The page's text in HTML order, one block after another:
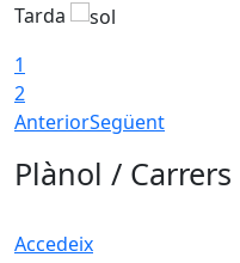
Tarda
1
2
AnteriorSegüent
Plànol / Carrers
Accedeix